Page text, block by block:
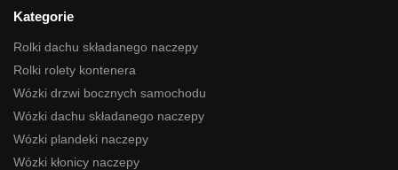
Kategorie
Rolki dachu składanego naczepy
Rolki rolety kontenera
Wózki drzwi bocznych samochodu
Wózki dachu składanego naczepy
Wózki plandeki naczepy
Wózki kłonicy naczepy